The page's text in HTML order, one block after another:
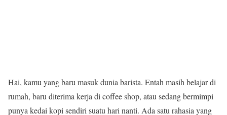
Hai, kamu yang baru masuk dunia barista. Entah masih belajar di
rumah, baru diterima kerja di coffee shop, atau sedang bermimpi
punya kedai kopi sendiri suatu hari nanti. Ada satu rahasia yang